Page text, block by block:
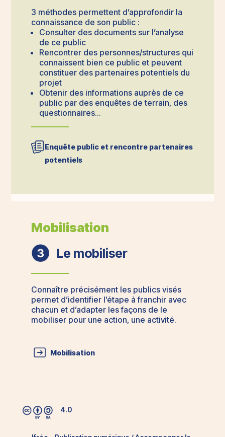
3 méthodes permettent d’approfondir la
connaissance de son public :
Consulter des documents sur l’analyse
de ce public
Rencontrer des personnes/structures qui
connaissent bien ce public et peuvent
constituer des partenaires potentiels du
projet
Obtenir des informations auprès de ce
public par des enquêtes de terrain, des
questionnaires…
Enquête public et rencontre partenaires
potentiels
Mobilisation
Le mobiliser
Connaître précisément les publics visés
permet d’identifier l’étape à franchir avec
chacun et d’adapter les façons de le
mobiliser pour une action, une activité.
Mobilisation
4.0